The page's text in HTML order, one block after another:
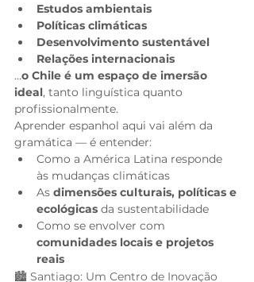
Estudos ambientais
Políticas climáticas
Desenvolvimento sustentável
Relações internacionais
…o Chile é um espaço de imersão
ideal, tanto linguística quanto
profissionalmente.
Aprender espanhol aqui vai além da
gramática — é entender:
Como a América Latina responde
às mudanças climáticas
As dimensões culturais, políticas e
ecológicas da sustentabilidade
Como se envolver com
comunidades locais e projetos
reais
🏙️ Santiago: Um Centro de Inovação